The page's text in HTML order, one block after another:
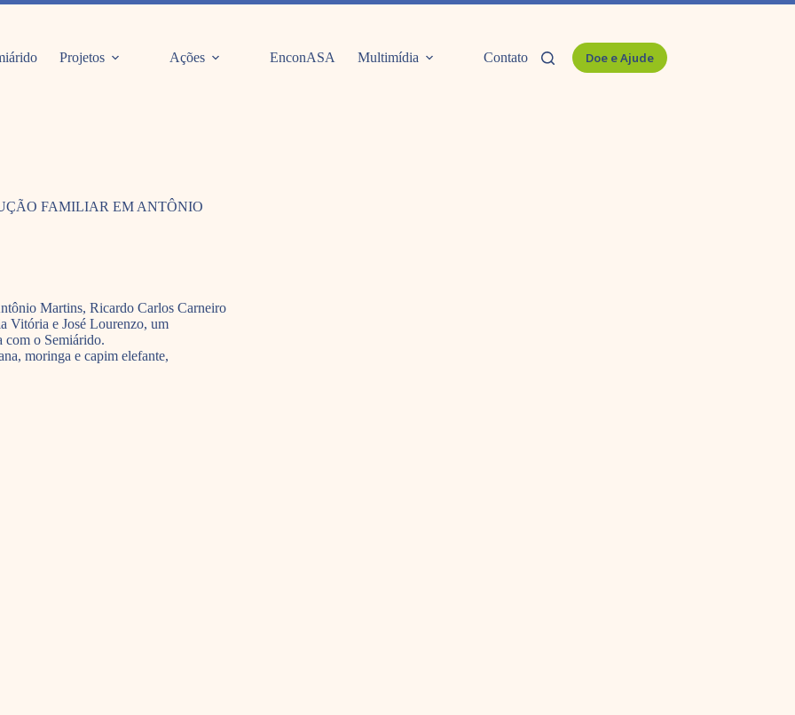
Projetos Ações EnconASA Multimídia Contato Doe e Ajude
FAMILIAR EM ANTÔNIO
Martins, Ricardo Carlos Carneiro
Vitória e José Lourenzo, um
com o Semiárido.
moringa e capim elefante,